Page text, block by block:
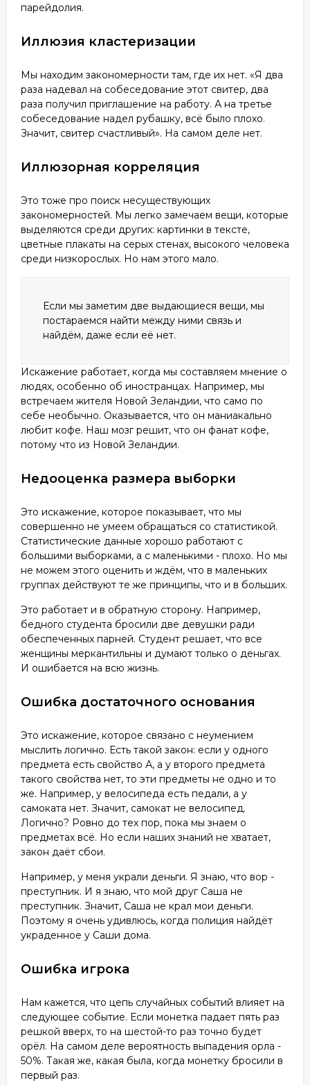
парейдолия.
Иллюзия кластеризации
Мы находим закономерности там, где их нет. «Я два
раза надевал на собеседование этот свитер, два
раза получил приглашение на работу. А на третье
собеседование надел рубашку, всё было плохо.
Значит, свитер счастливый». На самом деле нет.
Иллюзорная корреляция
Это тоже про поиск несуществующих
закономерностей. Мы легко замечаем вещи, которые
выделяются среди других: картинки в тексте,
цветные плакаты на серых стенах, высокого человека
среди низкорослых. Но нам этого мало.
Если мы заметим две выдающиеся вещи, мы
постараемся найти между ними связь и
найдём, даже если её нет.
Искажение работает, когда мы составляем мнение о
людях, особенно об иностранцах. Например, мы
встречаем жителя Новой Зеландии, что само по
себе необычно. Оказывается, что он маниакально
любит кофе. Наш мозг решит, что он фанат кофе,
потому что из Новой Зеландии.
Недооценка размера выборки
Это искажение, которое показывает, что мы
совершенно не умеем обращаться со статистикой.
Статистические данные хорошо работают с
большими выборками, а с маленькими - плохо. Но мы
не можем этого оценить и ждём, что в маленьких
группах действуют те же принципы, что и в больших.
Это работает и в обратную сторону. Например,
бедного студента бросили две девушки ради
обеспеченных парней. Студент решает, что все
женщины меркантильны и думают только о деньгах.
И ошибается на всю жизнь.
Ошибка достаточного основания
Это искажение, которое связано с неумением
мыслить логично. Есть такой закон: если у одного
предмета есть свойство А, а у второго предмета
такого свойства нет, то эти предметы не одно и то
же. Например, у велосипеда есть педали, а у
самоката нет. Значит, самокат не велосипед.
Логично? Ровно до тех пор, пока мы знаем о
предметах всё. Но если наших знаний не хватает,
закон даёт сбои.
Например, у меня украли деньги. Я знаю, что вор -
преступник. И я знаю, что мой друг Саша не
преступник. Значит, Саша не крал мои деньги.
Поэтому я очень удивлюсь, когда полиция найдёт
украденное у Саши дома.
Ошибка игрока
Нам кажется, что цепь случайных событий влияет на
следующее событие. Если монетка падает пять раз
решкой вверх, то на шестой-то раз точно будет
орёл. На самом деле вероятность выпадения орла -
50%. Такая же, какая была, когда монетку бросили в
первый раз.